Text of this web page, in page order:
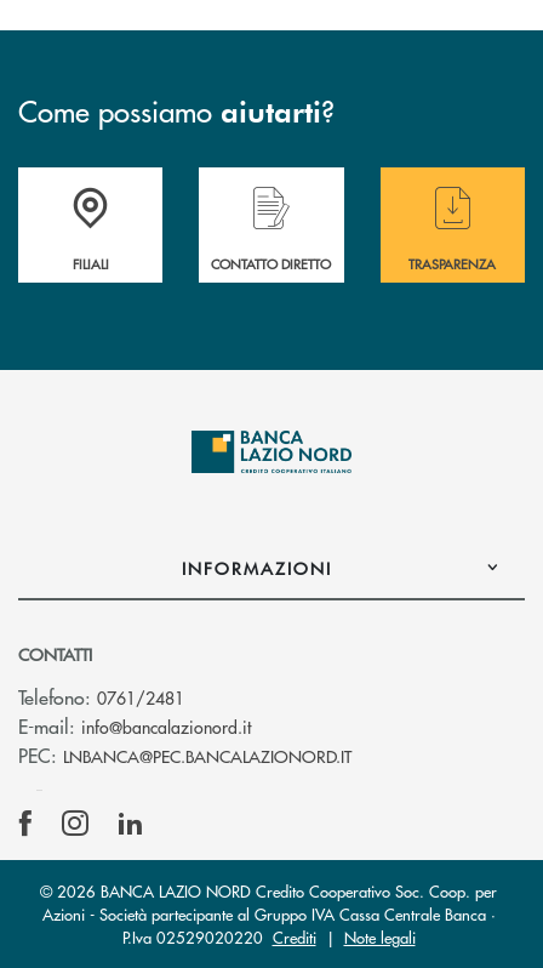
Come possiamo aiutarti?
Trova la filiale più vicina a te
FILIALI
Hai bisogno di assistenza immediata ?
CONTATTO DIRETTO
Hai bisogno di
TRASPARENZA
INFORMAZIONI
CONTATTI
Telefono: 0761/2481
E-mail: info@bancalazionord.it(si apre l’app di posta elettronica)
PEC: LNBANCA@PEC.BANCALAZIONORD.IT(si apre l’app di posta
© 2026 BANCA LAZIO NORD Credito Cooperativo Soc. Coop. per
Azioni - Società partecipante al Gruppo IVA Cassa Centrale Banca ·
P.Iva 02529020220 Crediti| Note legali